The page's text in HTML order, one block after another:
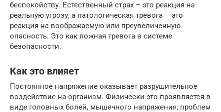
беспокойству. Естественный страх – это реакция на
реальную угрозу, а патологическая тревога – это
реакция на воображаемую или преувеличенную
опасность. Это как ложная тревога в системе
безопасности.
Как это влияет
Постоянное напряжение оказывает разрушительное
воздействие на организм. Физически это проявляется в
виде головных болей, мышечного напряжения, проблем